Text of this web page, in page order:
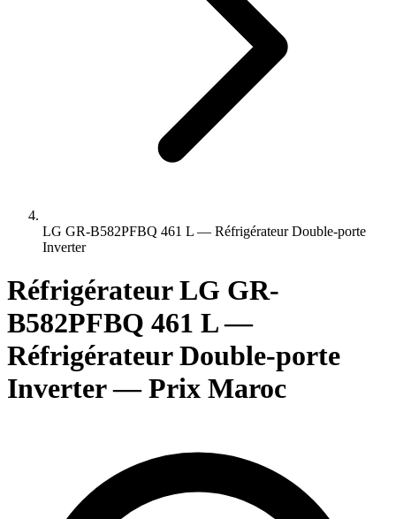
LG GR-B582PFBQ 461 L — Réfrigérateur Double-porte
Inverter
Réfrigérateur LG GR-
B582PFBQ 461 L —
Réfrigérateur Double-porte
Inverter — Prix Maroc